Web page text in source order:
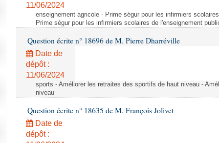
Comptes rendus des débats
11/06/2024
enseignement agricole - Prime ségur pour les infirmiers
Prime ségur pour les infirmiers scolaires de l'enseignement
Question écrite n° 18696 de M. Pierre Dharréville
Date de
dépôt :
11/06/2024
sports - Améliorer les retraites des sportifs de haut niveau -
niveau
Question écrite n° 18635 de M. François Jolivet
Date de
dépôt :